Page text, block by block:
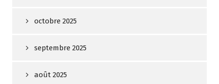
octobre 2025
septembre 2025
août 2025